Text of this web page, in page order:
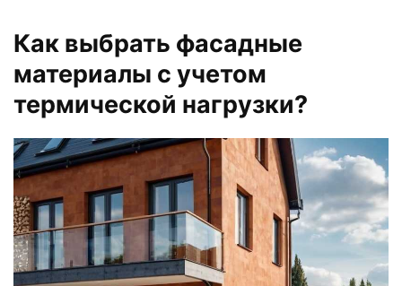
Как выбрать фасадные
материалы с учетом
термической нагрузки?